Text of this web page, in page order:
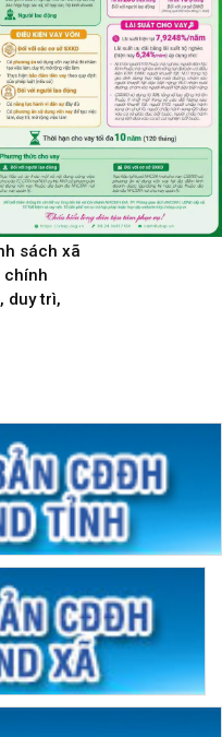
sách xã
chính
duy trì,